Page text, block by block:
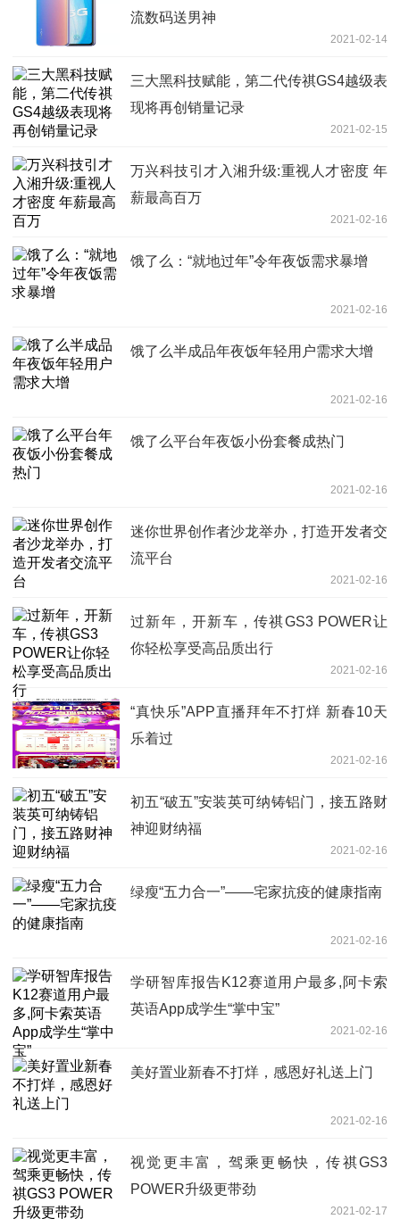
流数码送男神
2021-02-14
三大黑科技赋能，第二代传祺GS4越级表
现将再创销量记录
2021-02-15
万兴科技引才入湘升级:重视人才密度 年
薪最高百万
2021-02-16
饿了么：“就地过年”令年夜饭需求暴增
2021-02-16
饿了么半成品年夜饭年轻用户需求大增
2021-02-16
饿了么平台年夜饭小份套餐成热门
2021-02-16
迷你世界创作者沙龙举办，打造开发者交
流平台
2021-02-16
过新年，开新车，传祺GS3 POWER让
你轻松享受高品质出行
2021-02-16
“真快乐”APP直播拜年不打烊 新春10天
乐着过
2021-02-16
初五“破五”安装英可纳铸铝门，接五路财
神迎财纳福
2021-02-16
绿瘦“五力合一”——宅家抗疫的健康指南
2021-02-16
学研智库报告K12赛道用户最多,阿卡索
英语App成学生“掌中宝”
2021-02-16
美好置业新春不打烊，感恩好礼送上门
2021-02-16
视觉更丰富，驾乘更畅快，传祺GS3
POWER升级更带劲
2021-02-17